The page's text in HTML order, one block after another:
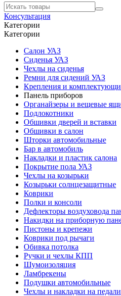
Консультация
Категории
Категории
Салон УАЗ
Сиденья УАЗ
Чехлы на сиденья
Ремни для сидений УАЗ
Крепления и
Панель приборов
Органайзеры и вещевые
Подлокотники
Обшивки дверей и вставки
Обшивки в салон
Шторки автомобильные
Бар в автомобиль
Накладки и пластик салона
Покрытие пола УАЗ
Чехлы на козырьки
Козырьки солнцезащитные
Коврики
Полки и консоли
Дефлекторы воздуховода
Накидки на приборную
Пистоны и крепежи
Коврики под рычаги
Обивка потолка
Ручки и чехлы КПП
Шумоизоляция
Ламбрекены
Подушки автомобильные
Чехлы и накладки на педали